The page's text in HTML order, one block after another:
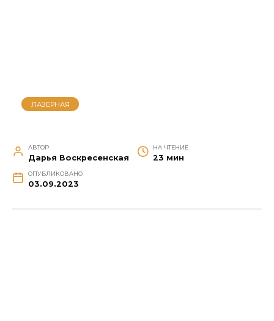
ЛАЗЕРНАЯ
АВТОР
Дарья Воскресенская
НА ЧТЕНИЕ
23 мин
ОПУБЛИКОВАНО
03.09.2023